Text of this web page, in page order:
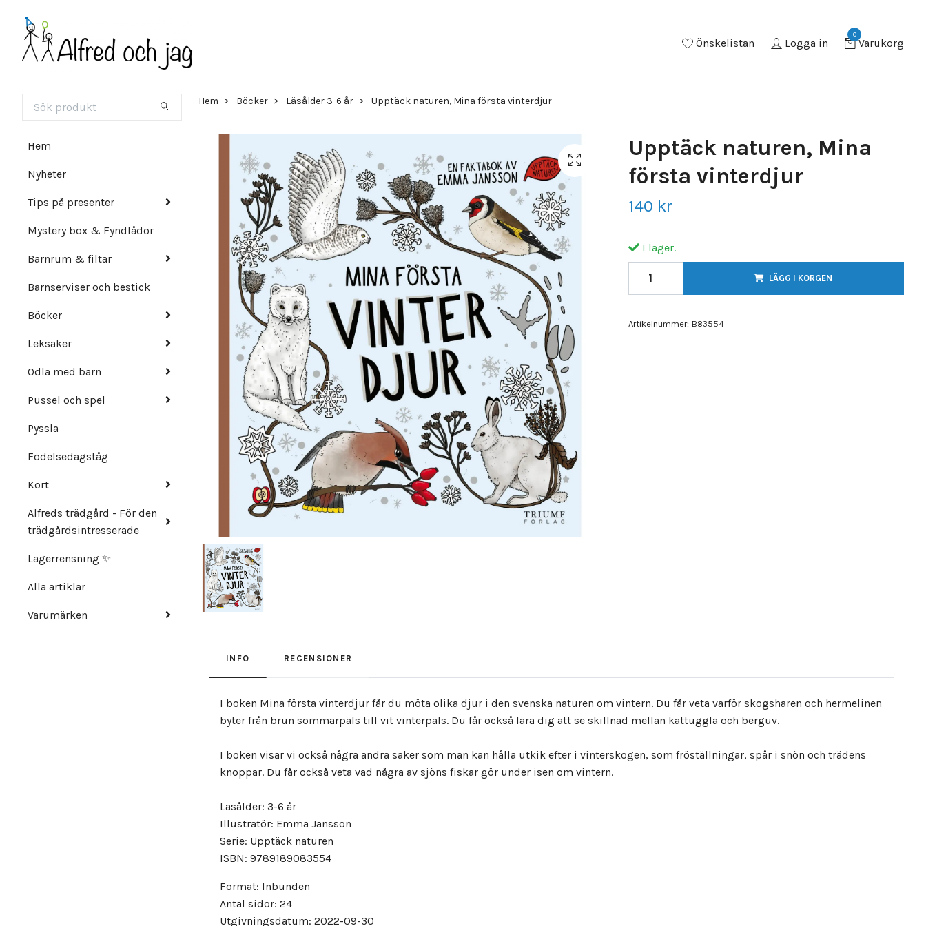
Önskelistan Logga in
0
Varukorg
Hem
Nyheter
Tips på presenter
Mystery box & Fyndlådor
Barnrum & filtar
Barnserviser och bestick
Böcker
Leksaker
Odla med barn
Pussel och spel
Pyssla
Födelsedagståg
Kort
Alfreds trädgård - För den
trädgårdsintresserade
Lagerrensning ✨
Alla artiklar
Varumärken
Hem Böcker Läsålder 3-6 år Upptäck naturen, Mina första vinterdjur
Upptäck naturen, Mina
första vinterdjur
140 kr
I lager.
LÄGG I KORGEN
Artikelnummer: B83554
INFO RECENSIONER
I boken Mina första vinterdjur får du möta olika djur i den svenska naturen om vintern. Du får veta varför skogsharen och hermelinen
byter från brun sommarpäls till vit vinterpäls. Du får också lära dig att se skillnad mellan kattuggla och berguv.
I boken visar vi också några andra saker som man kan hålla utkik efter i vinterskogen, som fröställningar, spår i snön och trädens
knoppar. Du får också veta vad några av sjöns fiskar gör under isen om vintern.
Läsålder: 3-6 år
Illustratör: Emma Jansson
Serie: Upptäck naturen
ISBN: 9789189083554
Format: Inbunden
Antal sidor: 24
Utgivningsdatum: 2022-09-30